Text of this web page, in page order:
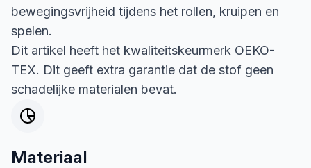
bewegingsvrijheid tijdens het rollen, kruipen en
spelen.
Dit artikel heeft het kwaliteitskeurmerk OEKO-
TEX. Dit geeft extra garantie dat de stof geen
schadelijke materialen bevat.
Materiaal